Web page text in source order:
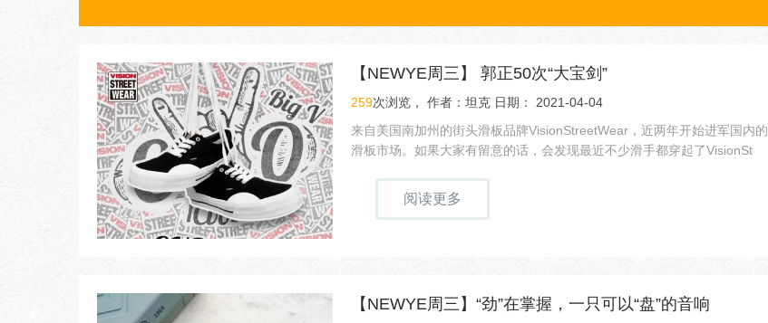
【NEWYE周三】 郭正50次“大宝剑”
259次浏览， 作者：坦克 日期： 2021-04-04
来自美国南加州的街头滑板品牌VisionStreetWear，近两年开始进军国内的
滑板市场。如果大家有留意的话，会发现最近不少滑手都穿起了VisionSt
阅读更多
【NEWYE周三】“劲”在掌握，一只可以“盘”的音响